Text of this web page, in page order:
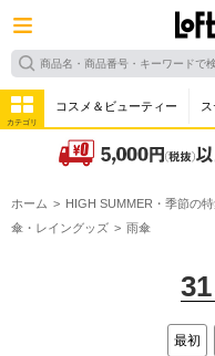
カテゴリ
コスメ＆ビューティー
ホーム HIGH SUMMER・季節の
傘・レイングッズ
雨傘
31
最初